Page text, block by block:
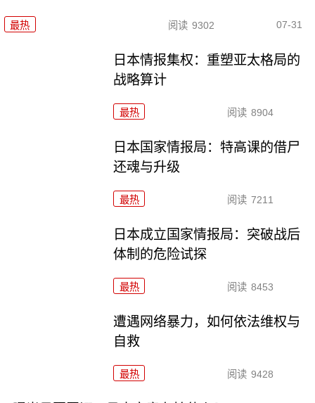
最热 阅读 9302 07-31
日本情报集权：重塑亚太格局的
战略算计
最热 阅读 8904
日本国家情报局：特高课的借尸
还魂与升级
最热 阅读 7211
日本成立国家情报局：突破战后
体制的危险试探
最热 阅读 8453
遭遇网络暴力，如何依法维权与
自救
最热 阅读 9428